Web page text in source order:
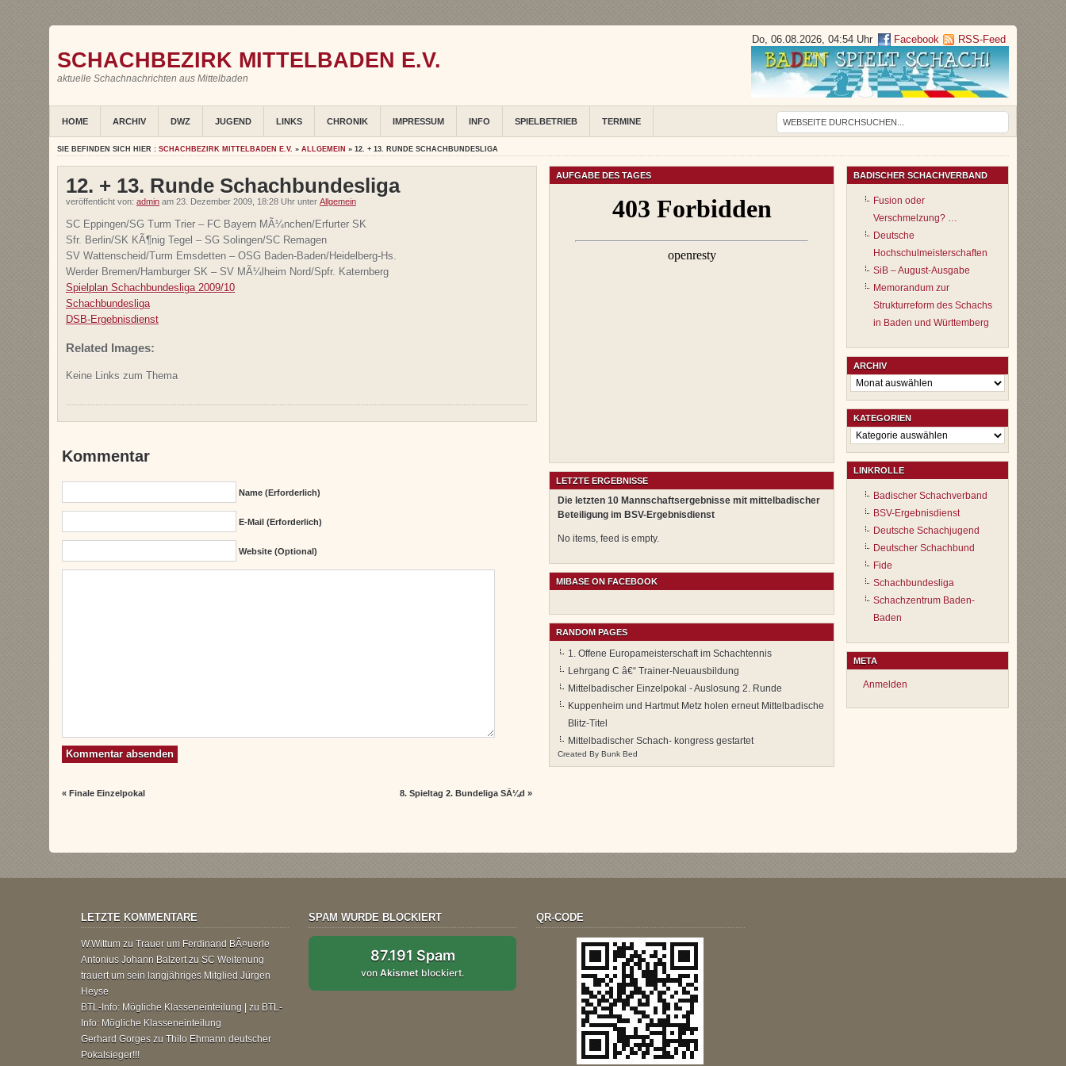
SCHACHBEZIRK MITTELBADEN E.V.
aktuelle Schachnachrichten aus Mittelbaden
Do, 06.08.2026, 04:54 Uhr Facebook RSS-Feed
HOME ARCHIV DWZ JUGEND LINKS CHRONIK IMPRESSUM INFO SPIELBETRIEB TERMINE
SIE BEFINDEN SICH HIER : SCHACHBEZIRK MITTELBADEN E.V. » ALLGEMEIN » 12. + 13. RUNDE SCHACHBUNDESLIGA
12. + 13. Runde Schachbundesliga
veröffentlicht von: admin am 23. Dezember 2009, 18:28 Uhr unter Allgemein
SC Eppingen/SG Turm Trier – FC Bayern MÃ¼nchen/Erfurter SK
Sfr. Berlin/SK KÃ¶nig Tegel – SG Solingen/SC Remagen
SV Wattenscheid/Turm Emsdetten – OSG Baden-Baden/Heidelberg-Hs.
Werder Bremen/Hamburger SK – SV MÃ¼lheim Nord/Spfr. Katernberg
Spielplan Schachbundesliga 2009/10
Schachbundesliga
DSB-Ergebnisdienst
Related Images:
Keine Links zum Thema
Kommentar
Name (erforderlich)
E-Mail (erforderlich)
Website (Optional)
«Finale Einzelpokal 8. Spieltag 2. Bundeliga SÃ¼d »
AUFGABE DES TAGES
LETZTE ERGEBNISSE
Die letzten 10 Mannschaftsergebnisse mit mittelbadischer
Beteiligung im BSV-Ergebnisdienst
No items, feed is empty.
MIBASE ON FACEBOOK
RANDOM PAGES
1. Offene Europameisterschaft im Schachtennis
Lehrgang C â€“ Trainer-Neuausbildung
Mittelbadischer Einzelpokal - Auslosung 2. Runde
Kuppenheim und Hartmut Metz holen erneut Mittelbadische
Blitz-Titel
Mittelbadischer Schach- kongress gestartet
Created By Bunk Bed
BADISCHER SCHACHVERBAND
Fusion oder
Verschmelzung? …
Deutsche
Hochschulmeisterschaften
SiB – August-Ausgabe
Memorandum zur
Strukturreform des Schachs
in Baden und Württemberg
ARCHIV
Archiv
KATEGORIEN
Kategorien
LINKROLLE
Badischer Schachverband
BSV-Ergebnisdienst
Deutsche Schachjugend
Deutscher Schachbund
Fide
Schachbundesliga
Schachzentrum Baden-
Baden
META
Anmelden
LETZTE KOMMENTARE
W.Wittum zu Trauer um Ferdinand BÃ¤uerle
Antonius Johann Balzertzu SC Weitenung
trauert um sein langjähriges Mitglied Jürgen
Heyse
BTL-Info: Mögliche Klasseneinteilung | zu BTL-
Info: Mögliche Klasseneinteilung
Gerhard Gorges zu Thilo Ehmann deutscher
Pokalsieger!!!
SPAM WURDE BLOCKIERT
87.191 Spam
vonAkismet blockiert.
QR-CODE